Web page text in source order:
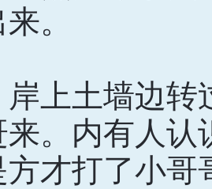
。
上土墙边转
。内有人认
方才打了小